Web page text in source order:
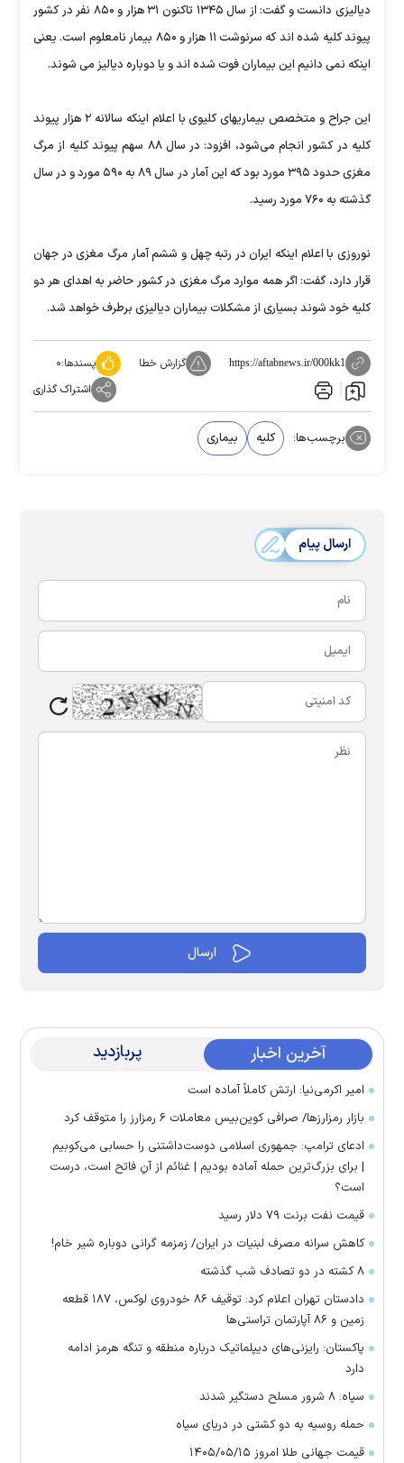
دیالیزی دانست و گفت: از سال ۱۳۴۵ تاکنون ۳۱ هزار و ۸۵۰ نفر در کشور
پیوند کلیه شده اند که سرنوشت ۱۱ هزار و ۸۵۰ بیمار نامعلوم است. یعنی
اینکه نمی دانیم این بیماران فوت شده اند و یا دوباره دیالیز می شوند.
این جراح و متخصص بیماریهای کلیوی با اعلام اینکه سالانه ۲‌ هزار پیوند
کلیه در کشور انجام می‌شود، افزود: در سال ۸۸ سهم پیوند کلیه از مرگ
مغزی حدود ۳۹۵ مورد بود که این آمار در سال ۸۹ به ۵۹۰ مورد و در سال
گذشته به ۷۶۰ مورد رسید.
نوروزی با اعلام اینکه ایران در رتبه چهل و ششم آمار مرگ مغزی در جهان
قرار دارد، گفت: اگر همه موارد مرگ مغزی در کشور حاضر به اهدای هر دو
کلیه خود شوند بسیاری از مشکلات بیماران دیالیزی برطرف خواهد شد.
https://aftabnews.ir/000kk1 گزارش خطا پسندها:۰
اشتراک گذاری
برچسب‌ها: کلیه بیماری
ارسال پیام
آخرین اخبار پربازدید
امیر اکرمی‌نیا: ارتش کاملاً آماده است
بازار رمزارز‌ها/ صرافی کوین‌بیس معاملات ۶ رمزارز را متوقف کرد
ادعای ترامپ: جمهوری اسلامی دوست‌داشتنی را حسابی می‌کوبیم
| برای بزرگ‌ترین حمله آماده بودیم | غنائم از آنِ فاتح است، درست
است؟
قیمت نفت برنت ۷۹ دلار رسید
کاهش سرانه مصرف لبنیات در ایران/ زمزمه گرانی دوباره شیر خام!
۸ کشته در دو تصادف شب گذشته
دادستان تهران اعلام کرد: توقیف ۸۶ خودروی لوکس، ۱۸۷ قطعه
زمین و ۸۶ آپارتمان تراستی‌ها
پاکستان: رایزنی‌های دیپلماتیک درباره منطقه و تنگه هرمز ادامه
دارد
سپاه: ۸ شرور مسلح دستگیر شدند
حمله روسیه به دو کشتی در دریای سیاه
قیمت جهانی طلا امروز ۱۴۰۵/۰۵/۱۵